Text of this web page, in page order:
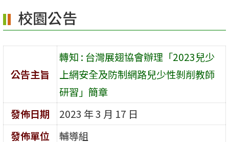
區
校園公告
公告主旨
轉知 : 台灣展翅協會辦理「2023兒少
上網安全及防制網路兒少性剝削教師
研習」簡章
發佈日期
2023 年 3 月 17 日
發佈單位
輔導組